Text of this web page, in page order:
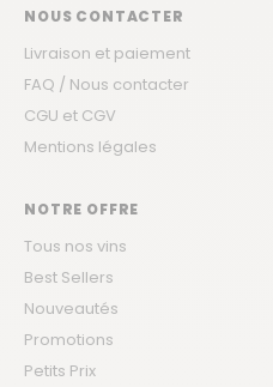
NOUS CONTACTER
Livraison et paiement
FAQ / Nous contacter
CGU et CGV
Mentions légales
NOTRE OFFRE
Tous nos vins
Best Sellers
Nouveautés
Promotions
Petits Prix